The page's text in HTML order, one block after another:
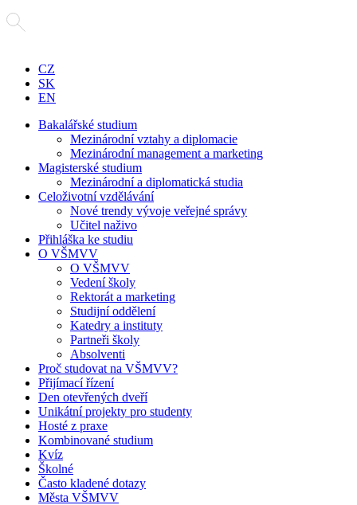
CZ
SK
EN
Bakalářské studium
Mezinárodní vztahy a diplomacie
Mezinárodní management a marketing
Magisterské studium
Mezinárodní a diplomatická studia
Celoživotní vzdělávání
Nové trendy vývoje veřejné správy
Učitel naživo
Přihláška ke studiu
O VŠMVV
O VŠMVV
Vedení školy
Rektorát a marketing
Studijní oddělení
Katedry a instituty
Partneři školy
Absolventi
Proč studovat na VŠMVV?
Přijímací řízení
Den otevřených dveří
Unikátní projekty pro studenty
Hosté z praxe
Kombinované studium
Kvíz
Školné
Často kladené dotazy
Města VŠMVV